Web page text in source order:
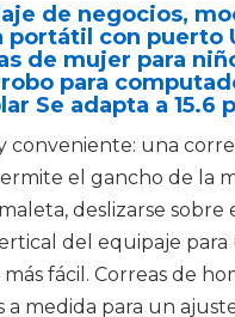
de negocios,
con puerto
de mujer para
para
Se adapta a 15.6
conveniente: una
el gancho de la
deslizarse sobre
del equipaje para
fácil. Correas de
a medida para un